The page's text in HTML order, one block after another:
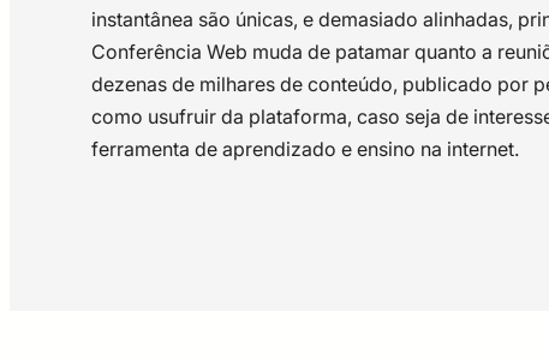
instantânea são únicas, e demasiado alinhadas,
Conferência Web muda de patamar quanto a
dezenas de milhares de conteúdo, publicado por
como usufruir da plataforma, caso seja de
ferramenta de aprendizado e ensino na internet.